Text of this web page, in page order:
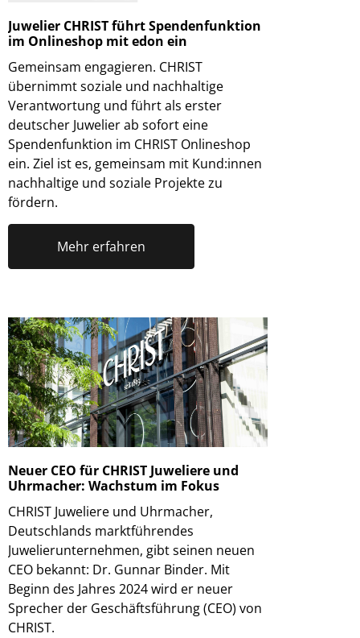
Juwelier CHRIST führt Spendenfunktion
im Onlineshop mit edon ein
Gemeinsam engagieren. CHRIST
übernimmt soziale und nachhaltige
Verantwortung und führt als erster
deutscher Juwelier ab sofort eine
Spendenfunktion im CHRIST Onlineshop
ein. Ziel ist es, gemeinsam mit Kund:innen
nachhaltige und soziale Projekte zu
fördern.
Mehr erfahren
Neuer CEO für CHRIST Juweliere und
Uhrmacher: Wachstum im Fokus
CHRIST Juweliere und Uhrmacher,
Deutschlands marktführendes
Juwelierunternehmen, gibt seinen neuen
CEO bekannt: Dr. Gunnar Binder. Mit
Beginn des Jahres 2024 wird er neuer
Sprecher der Geschäftsführung (CEO) von
CHRIST.